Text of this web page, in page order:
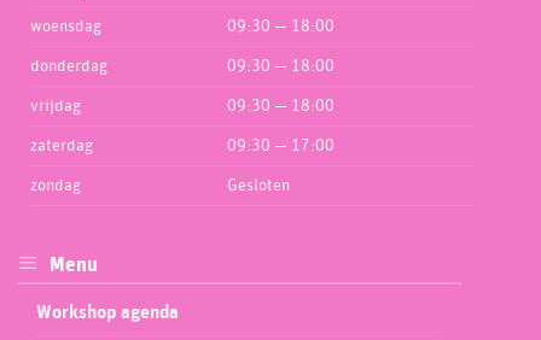
woensdag 09:30 — 18:00
donderdag 09:30 — 18:00
vrijdag 09:30 — 18:00
zaterdag 09:30 — 17:00
zondag Gesloten
Menu
Workshop agenda